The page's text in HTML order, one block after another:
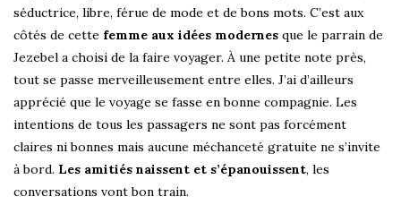
séductrice, libre, férue de mode et de bons mots. C’est aux
côtés de cette femme aux idées modernes que le parrain de
Jezebel a choisi de la faire voyager. À une petite note près,
tout se passe merveilleusement entre elles. J’ai d’ailleurs
apprécié que le voyage se fasse en bonne compagnie. Les
intentions de tous les passagers ne sont pas forcément
claires ni bonnes mais aucune méchanceté gratuite ne s’invite
à bord. Les amitiés naissent et s’épanouissent, les
conversations vont bon train.